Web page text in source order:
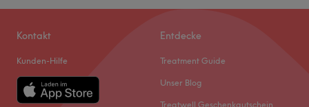
Kontakt
Kunden-Hilfe
Entdecke
Treatment Guide
Unser Blog
Treatwell Geschenkgutschein